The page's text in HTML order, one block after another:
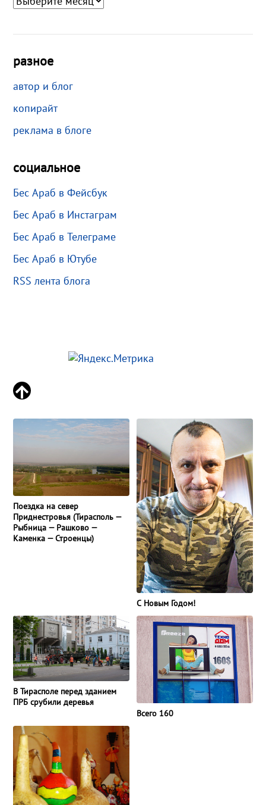
разное
автор и блог
копирайт
реклама в блоге
социальное
Бес Араб в Фейсбук
Бес Араб в Инстаграм
Бес Араб в Телеграме
Бес Араб в Ютубе
RSS лента блога
Поездка на север
Приднестровья (Тирасполь —
Рыбница — Рашково —
Каменка — Строенцы)
С Новым Годом!
В Тирасполе перед зданием
ПРБ срубили деревья
Всего 160